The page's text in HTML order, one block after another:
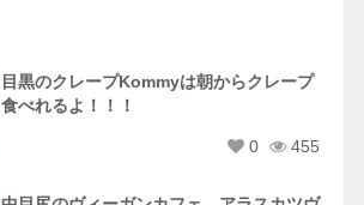
目黒のクレープKommyは朝からクレープ
食べれるよ！！！
0 455